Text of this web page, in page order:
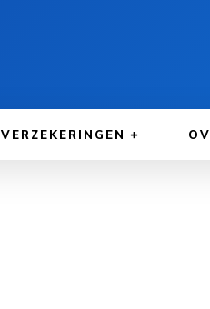
VERZEKERINGEN